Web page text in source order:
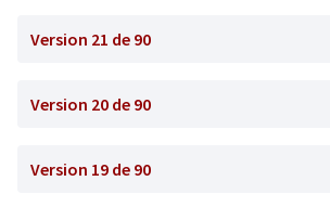
Version 21 de 90
Version 20 de 90
Version 19 de 90